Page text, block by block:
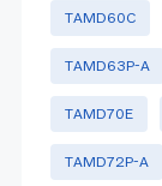
TAMD60C
TAMD63P-A
TAMD70E
TAMD72P-A